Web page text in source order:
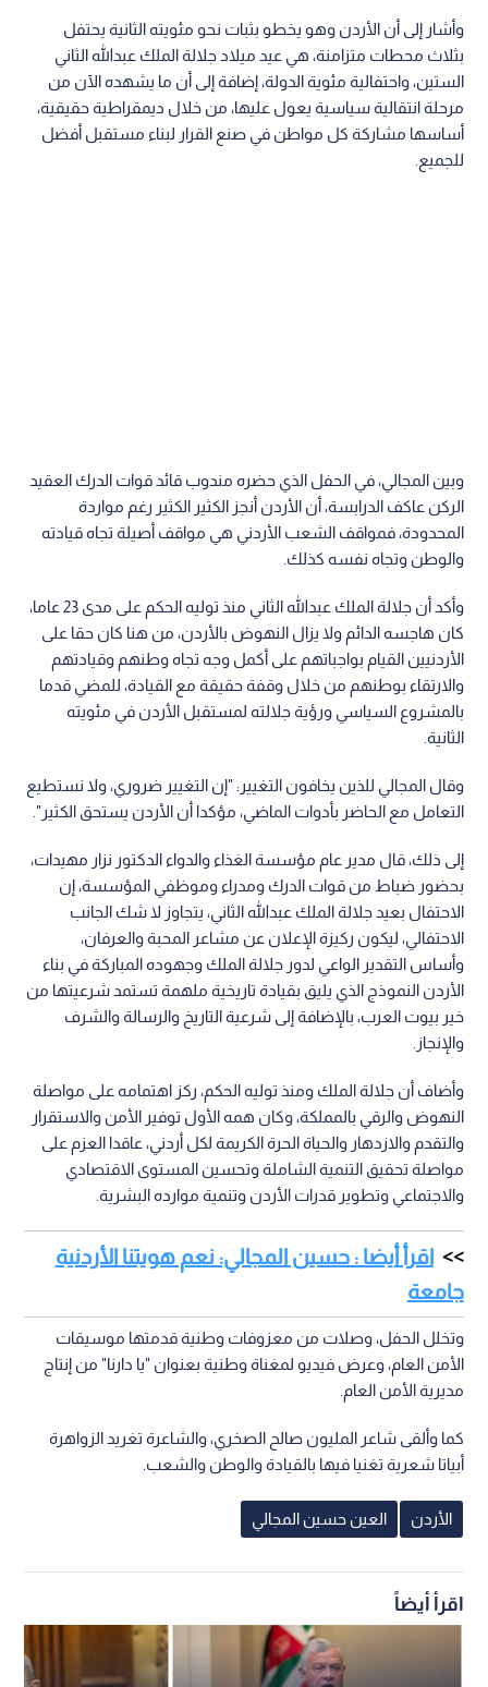
وأشار إلى أن الأردن وهو يخطو بثبات نحو مئويته الثانية يحتفل
بثلاث محطات متزامنة، هي عيد ميلاد جلالة الملك عبدالله الثاني
الستين، واحتفالية مئوية الدولة، إضافة إلى أن ما يشهده الآن من
مرحلة انتقالية سياسية يعول عليها، من خلال ديمقراطية حقيقية،
أساسها مشاركة كل مواطن في صنع القرار لبناء مستقبل أفضل
للجميع.
وبين المجالي، في الحفل الذي حضره مندوب قائد قوات الدرك العقيد
الركن عاكف الدرابسة، أن الأردن أنجز الكثير الكثير رغم مواردة
المحدودة، فمواقف الشعب الأردني هي مواقف أصيلة تجاه قيادته
والوطن وتجاه نفسه كذلك.
وأكد أن جلالة الملك عبدالله الثاني منذ توليه الحكم على مدى 23 عاما،
كان هاجسه الدائم ولا يزال النهوض بالأردن، من هنا كان حقا على
الأردنيين القيام بواجباتهم على أكمل وجه تجاه وطنهم وقيادتهم
والارتقاء بوطنهم من خلال وقفة حقيقة مع القيادة، للمضي قدما
بالمشروع السياسي ورؤية جلالته لمستقبل الأردن في مئويته
الثانية.
وقال المجالي للذين يخافون التغيير: "إن التغيير ضروري، ولا نستطيع
التعامل مع الحاضر بأدوات الماضي، مؤكدا أن الأردن يستحق الكثير".
إلى ذلك، قال مدير عام مؤسسة الغذاء والدواء الدكتور نزار مهيدات،
بحضور ضباط من قوات الدرك ومدراء وموظفي المؤسسة، إن
الاحتفال بعيد جلالة الملك عبدالله الثاني، يتجاوز لا شك الجانب
الاحتفالي، ليكون ركيزة الإعلان عن مشاعر المحبة والعرفان،
وأساس التقدير الواعي لدور جلالة الملك وجهوده المباركة في بناء
الأردن النموذج الذي يليق بقيادة تاريخية ملهمة تستمد شرعيتها من
خير بيوت العرب، بالإضافة إلى شرعية التاريخ والرسالة والشرف
والإنجاز.
وأضاف أن جلالة الملك ومنذ توليه الحكم، ركز اهتمامه على مواصلة
النهوض والرقي بالمملكة، وكان همه الأول توفير الأمن والاستقرار
والتقدم والازدهار والحياة الحرة الكريمة لكل أردني، عاقدا العزم على
مواصلة تحقيق التنمية الشاملة وتحسين المستوى الاقتصادي
والاجتماعي وتطوير قدرات الأردن وتنمية موارده البشرية.
اقرأ أيضا : حسين المجالي: نعم هويتنا الأردنية
جامعة
وتخلل الحفل، وصلات من معزوفات وطنية قدمتها موسيقات
الأمن العام، وعرض فيديو لمغناة وطنية بعنوان "يا دارنا" من إنتاج
مديرية الأمن العام.
كما وألقى شاعر المليون صالح الصخري، والشاعرة تغريد الزواهرة
أبياتا شعرية تغنيا فيها بالقيادة والوطن والشعب.
الأردن العين حسين المجالي
اقرأ أيضاً